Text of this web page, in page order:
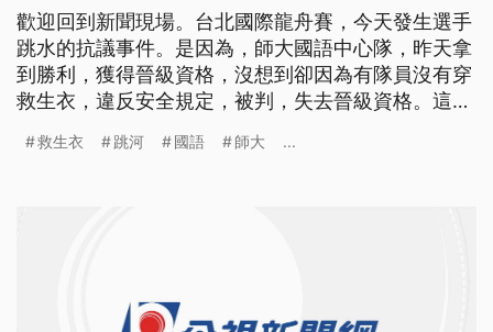
歡迎回到新聞現場。台北國際龍舟賽，今天發生選手
跳水的抗議事件。是因為，師大國語中心隊，昨天拿
到勝利，獲得晉級資格，沒想到卻因為有隊員沒有穿
救生衣，違反安全規定，被判，失去晉級資格。這個
議。. 划龍舟怎麼會划到全身都溼而且火氣這麼大?原
救生衣 跳河 國語 師大 ...